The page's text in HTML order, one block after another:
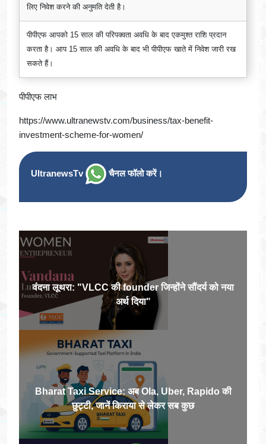
लिए निवेश करने की अनुमति देती है।
पीपीएफ आपको 15 साल की परिपक्वता अवधि के बाद एकमुश्त राशि प्रदान
करता है। आप 15 साल की अवधि के बाद भी पीपीएफ खाते में निवेश जारी रख
सकते हैं।
पीपीएफ लाभ
https://www.ultranewstv.com/business/tax-benefit-
investment-scheme-for-women/
UltranewsTv चैनल फॉलो करें।
वंदना लूथरा: "VLCC की founder जिन्होंने सौंदर्य को नया
अर्थ दिया"
Bharat Taxi Service: अब Ola, Uber, Rapido की
छुट्टी, जानें क‍िराया से लेकर सब कुछ